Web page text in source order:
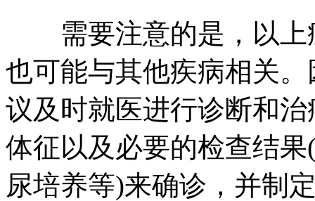
需要注意的是，以上
也可能与其他疾病相关
议及时就医进行诊断和
体征以及必要的检查结
尿培养等)来确诊，并制